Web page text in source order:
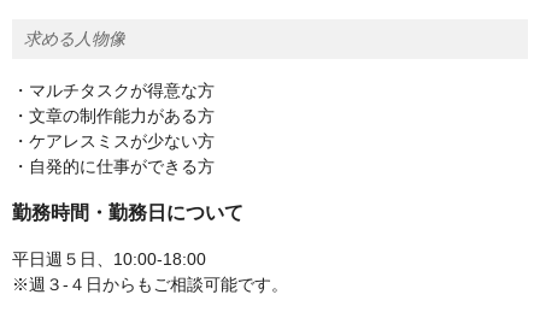
求める人物像
・マルチタスクが得意な方
・文章の制作能力がある方
・ケアレスミスが少ない方
・自発的に仕事ができる方
勤務時間・勤務日について
平日週５日、10:00-18:00
※週３-４日からもご相談可能です。